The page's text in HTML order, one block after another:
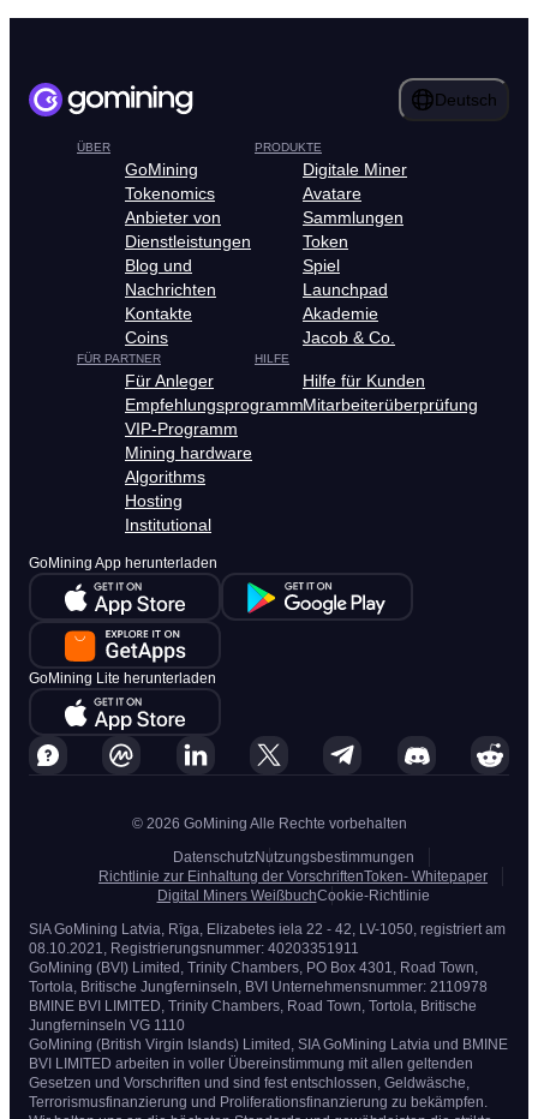
Deutsch
ÜBER
GoMining
Tokenomics
Anbieter von
Dienstleistungen
Blog und
Nachrichten
Kontakte
Coins
PRODUKTE
Digitale Miner
Avatare
Sammlungen
Token
Spiel
Launchpad
Akademie
Jacob & Co.
FÜR PARTNER
Für Anleger
Empfehlungsprogramm
VIP-Programm
Mining hardware
Algorithms
Hosting
Institutional
HILFE
Hilfe für Kunden
Mitarbeiterüberprüfung
GoMining App herunterladen
GoMining Lite herunterladen
© 2026 GoMining Alle Rechte vorbehalten
DatenschutzNutzungsbestimmungen
Richtlinie zur Einhaltung der VorschriftenToken- Whitepaper
Digital Miners WeißbuchCookie-Richtlinie
SIA GoMining Latvia, Rīga, Elizabetes iela 22 - 42, LV-1050, registriert am
08.10.2021, Registrierungsnummer: 40203351911
GoMining (BVI) Limited, Trinity Chambers, PO Box 4301, Road Town,
Tortola, Britische Jungferninseln, BVI Unternehmensnummer: 2110978
BMINE BVI LIMITED, Trinity Chambers, Road Town, Tortola, Britische
Jungferninseln VG 1110
GoMining (British Virgin Islands) Limited, SIA GoMining Latvia und BMINE
BVI LIMITED arbeiten in voller Übereinstimmung mit allen geltenden
Gesetzen und Vorschriften und sind fest entschlossen, Geldwäsche,
Terrorismusfinanzierung und Proliferationsfinanzierung zu bekämpfen.